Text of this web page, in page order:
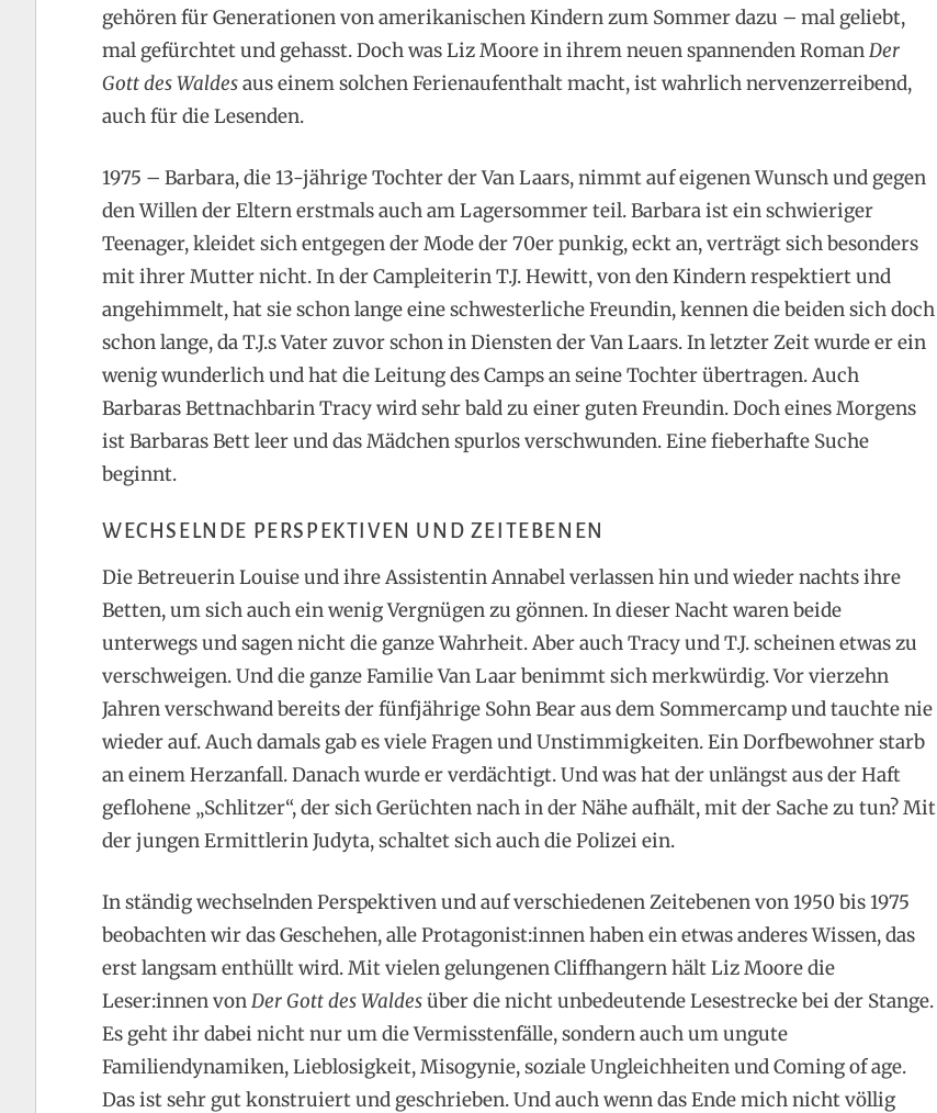
gehören für Generationen von amerikanischen Kindern zum Sommer dazu – mal geliebt,
mal gefürchtet und gehasst. Doch was Liz Moore in ihrem neuen spannenden RomanDer
Gott des Waldesaus einem solchen Ferienaufenthalt macht, ist wahrlich nervenzerreibend,
auch für die Lesenden.
1975 – Barbara, die 13-jährige Tochter der Van Laars, nimmt auf eigenen Wunsch und gegen
den Willen der Eltern erstmals auch am Lagersommer teil. Barbara ist ein schwieriger
Teenager, kleidet sich entgegen der Mode der 70er punkig, eckt an, verträgt sich besonders
mit ihrer Mutter nicht. In der Campleiterin T.J. Hewitt, von den Kindern respektiert und
angehimmelt, hat sie schon lange eine schwesterliche Freundin, kennen die beiden sich doch
schon lange, da T.J.s Vater zuvor schon in Diensten der Van Laars. In letzter Zeit wurde er ein
wenig wunderlich und hat die Leitung des Camps an seine Tochter übertragen. Auch
Barbaras Bettnachbarin Tracy wird sehr bald zu einer guten Freundin. Doch eines Morgens
ist Barbaras Bett leer und das Mädchen spurlos verschwunden. Eine fieberhafte Suche
beginnt.
WECHSELNDE PERSPEKTIVEN UND ZEITEBENEN
Die Betreuerin Louise und ihre Assistentin Annabel verlassen hin und wieder nachts ihre
Betten, um sich auch ein wenig Vergnügen zu gönnen. In dieser Nacht waren beide
unterwegs und sagen nicht die ganze Wahrheit. Aber auch Tracy und T.J. scheinen etwas zu
verschweigen. Und die ganze Familie Van Laar benimmt sich merkwürdig. Vor vierzehn
Jahren verschwand bereits der fünfjährige Sohn Bear aus dem Sommercamp und tauchte nie
wieder auf. Auch damals gab es viele Fragen und Unstimmigkeiten. Ein Dorfbewohner starb
an einem Herzanfall. Danach wurde er verdächtigt. Und was hat der unlängst aus der Haft
geflohene „Schlitzer“, der sich Gerüchten nach in der Nähe aufhält, mit der Sache zu tun? Mit
der jungen Ermittlerin Judyta, schaltet sich auch die Polizei ein.
In ständig wechselnden Perspektiven und auf verschiedenen Zeitebenen von 1950 bis 1975
beobachten wir das Geschehen, alle Protagonist:innen haben ein etwas anderes Wissen, das
erst langsam enthüllt wird. Mit vielen gelungenen Cliffhangern hält Liz Moore die
Leser:innen vonDer Gott des Waldesüber die nicht unbedeutende Lesestrecke bei der Stange.
Es geht ihr dabei nicht nur um die Vermisstenfälle, sondern auch um ungute
Familiendynamiken, Lieblosigkeit, Misogynie, soziale Ungleichheiten und Coming of age.
Das ist sehr gut konstruiert und geschrieben. Und auch wenn das Ende mich nicht völlig